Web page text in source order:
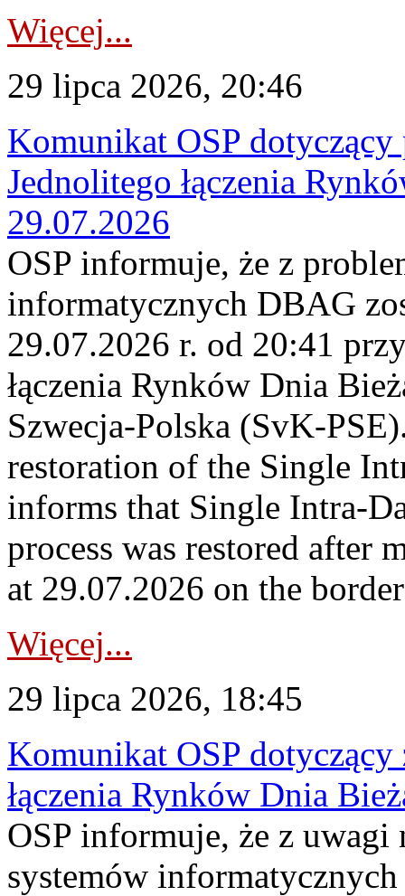
Więcej...
29 lipca 2026, 20:46
Komunikat OSP
Jednolitego łączenia
29.07.2026
OSP informuje, że z
informatycznych DBAG
29.07.2026 r. od 20:41
łączenia Rynków Dnia
Szwecja-Polska (SvK-
restoration of the Single
informs that Single Intra-
process was restored after
at 29.07.2026 on the
Więcej...
29 lipca 2026, 18:45
Komunikat OSP dotyczący
łączenia Rynków Dnia
OSP informuje, że z uwagi
systemów